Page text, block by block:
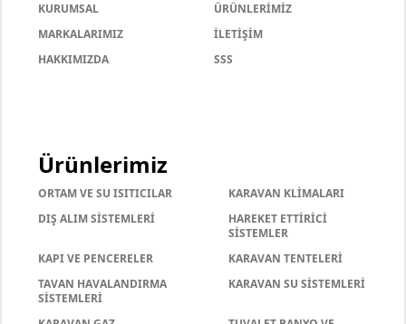
KURUMSAL
ÜRÜNLERİMİZ
MARKALARIMIZ
İLETİŞİM
HAKKIMIZDA
SSS
Ürünlerimiz
ORTAM VE SU ISITICILAR
KARAVAN KLİMALARI
DIŞ ALIM SİSTEMLERİ
HAREKET ETTİRİCİ
SİSTEMLER
KAPI VE PENCERELER
KARAVAN TENTELERİ
TAVAN HAVALANDIRMA
SİSTEMLERİ
KARAVAN SU SİSTEMLERİ